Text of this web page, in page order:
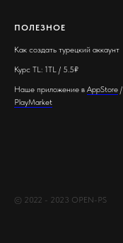
ПОЛЕЗНОЕ
Как создать турецкий аккаунт
Курс TL: 1TL / 5.5₽
Наше приложение в AppStore /
PlayMarket
© 2022 - 2023 OPEN-PS